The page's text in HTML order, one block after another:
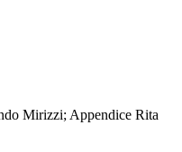
Mirizzi; Appendice Rita